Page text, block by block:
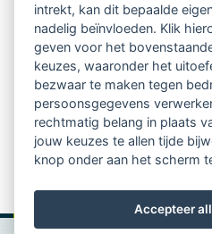
begeleiden
informatie over
Aanmelden nieuwsbrief
intrekt, kan dit bepaalde
nadelig beïnvloeden. Klik
geven voor het
keuzes, waaronder het
bezwaar te maken tegen
persoonsgegevens
rechtmatig belang in plaats
jouw keuzes te allen tijde
knop onder aan het scherm
Accepteer